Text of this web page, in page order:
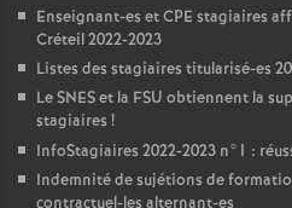
Enseignant-es etCPE stagiaires
Créteil 2022-2023
Listes des stagiaires titularisé-es
LeSNESet la FSU obtiennent la
stagiaires !
InfoStagiaires 2022-2023 n°1 :
Indemnité de sujétions de